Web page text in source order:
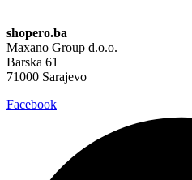
shopero.ba
Maxano Group d.o.o.
Barska 61
71000 Sarajevo
Facebook